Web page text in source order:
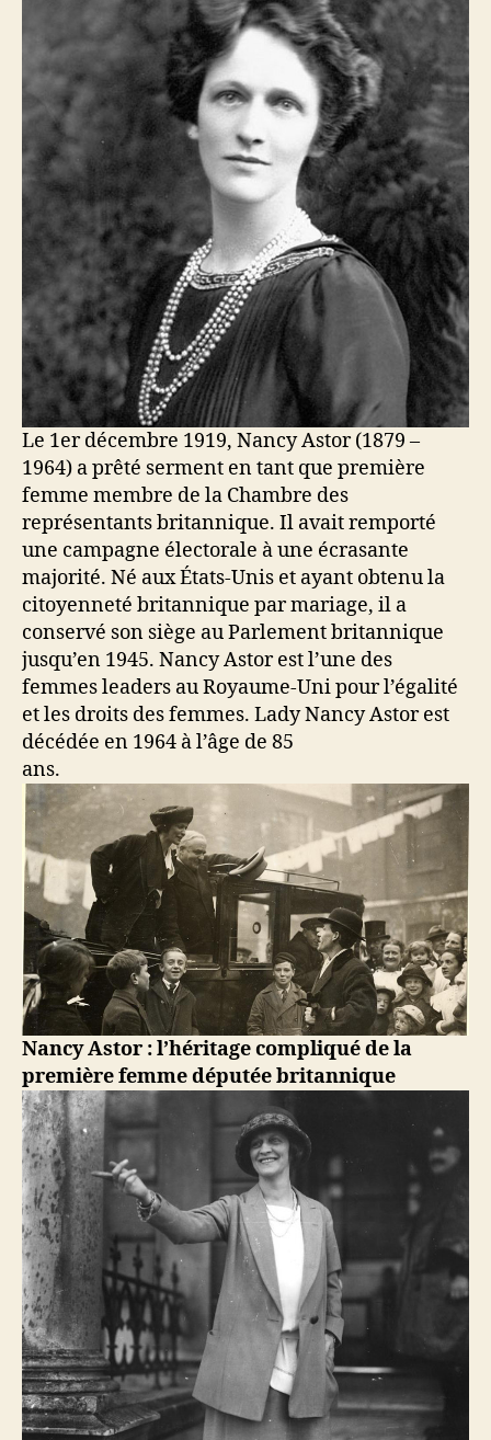
Le 1er décembre 1919, Nancy Astor (1879 –
1964) a prêté serment en tant que première
femme membre de la Chambre des
représentants britannique. Il avait remporté
une campagne électorale à une écrasante
majorité. Né aux États-Unis et ayant obtenu la
citoyenneté britannique par mariage, il a
conservé son siège au Parlement britannique
jusqu’en 1945. Nancy Astor est l’une des
femmes leaders au Royaume-Uni pour l’égalité
et les droits des femmes. Lady Nancy Astor est
décédée en 1964 à l’âge de 85
ans.
Nancy Astor : l’héritage compliqué de la
première femme députée britannique